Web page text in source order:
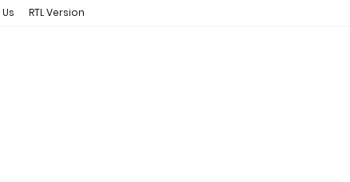
RTL Version